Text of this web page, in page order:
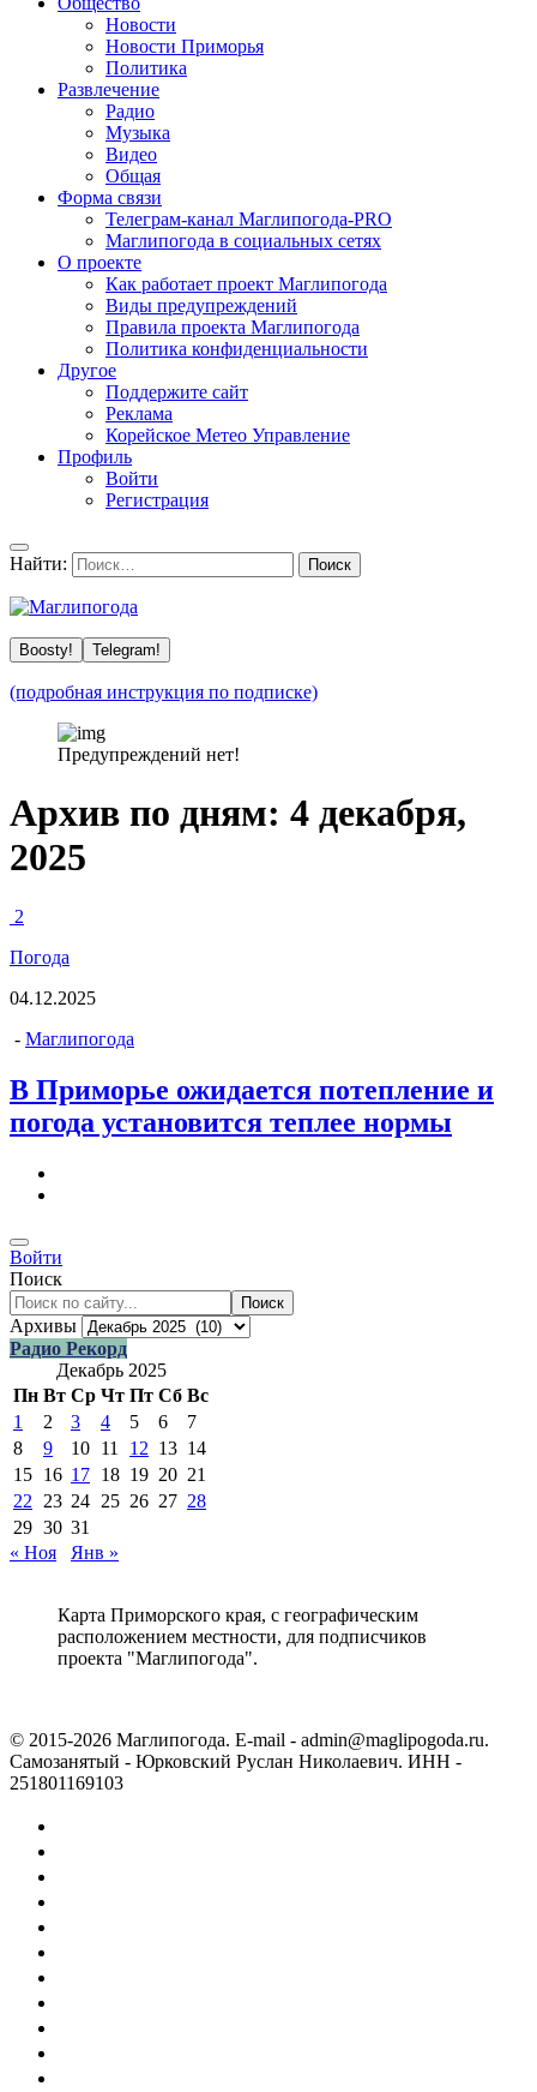
Новости
Новости Приморья
Политика
Развлечение
Радио
Музыка
Видео
Общая
Форма связи
Телеграм-канал Маглипогода-PRO
Маглипогода в социальных сетях
О проекте
Как работает проект Маглипогода
Виды предупреждений
Правила проекта Маглипогода
Политика конфиденциальности
Другое
Поддержите сайт
Реклама
Корейское Метео Управление
Профиль
Войти
Регистрация
Найти:
Boosty! Telegram!
(подробная инструкция по подписке)
Предупреждений нет!
Архив по дням: 4 декабря,
2025
2
Погода
04.12.2025
- Маглипогода
В Приморье ожидается потепление и
погода установится теплее нормы
Войти
Поиск
Поиск
Архивы
Радио Рекорд
Декабрь 2025
Пн Вт Ср Чт Пт Сб Вс
1
2 3 4 5 6
7
8
9 10 11 12 13 14
15 16 17 18 19 20 21
22
23 24 25 26 27 28
29 30 31
« Ноя
Янв »
Карта Приморского края, с географическим
расположением местности, для подписчиков
проекта "Маглипогода".
© 2015-2026 Маглипогода. E-mail - admin@maglipogoda.ru.
Самозанятый - Юрковский Руслан Николаевич. ИНН -
251801169103